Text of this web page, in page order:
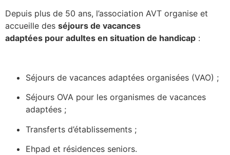
Depuis plus de 50 ans, l’association AVT organise et
accueille des séjours de vacances
adaptées pour adultes en situation de handicap :
Séjours de vacances adaptées organisées (VAO) ;
Séjours OVA pour les organismes de vacances
adaptées ;
Transferts d’établissements ;
Ehpad et résidences seniors.